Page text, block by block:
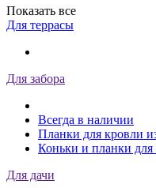
Показать все
Для террасы
Для забора
Всегда в наличии
Планки для кровли
Коньки и планки
Для дачи